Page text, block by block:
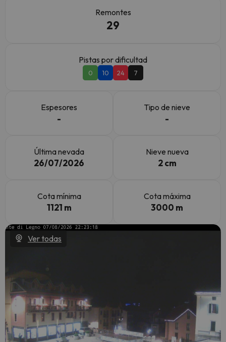
Remontes
29
Pistas por dificultad
0 10 24 7
Espesores
-
Tipo de nieve
-
Última nevada
26/07/2026
Nieve nueva
2 cm
Cota mínima
1121 m
Cota máxima
3000 m
Ver todas